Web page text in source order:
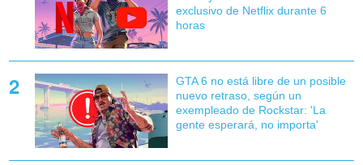
exclusivo de Netflix durante 6
horas
GTA 6 no está libre de un posible
nuevo retraso, según un
exempleado de Rockstar: 'La
gente esperará, no importa'